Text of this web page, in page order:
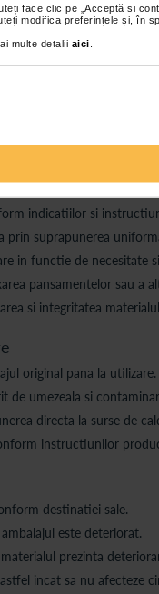
face clic pe „Acceptă si
modifica preferințele și, în
multe detalii aici
indicatiilor si
prin suprapunerea
in functie de necesitate
pansamentelor sau a
si integritatea
original pana la utilizare.
de umezeala si
directa la surse de
instructiunilor
destinatiei sale.
este deteriorat.
prezinta
incat sa nu afecteze